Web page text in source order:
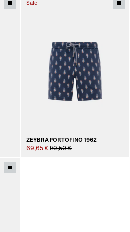
Sale
ZEYBRA PORTOFINO 1962
69,65 € 99,50 €